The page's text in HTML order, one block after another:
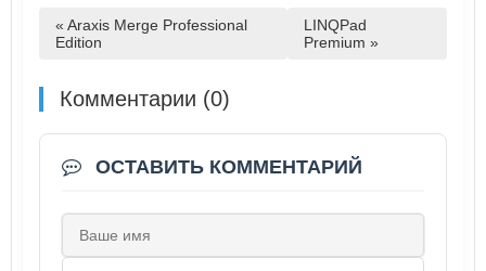
« Araxis Merge Professional
Edition
LINQPad
Premium »
Комментарии (0)
ОСТАВИТЬ КОММЕНТАРИЙ